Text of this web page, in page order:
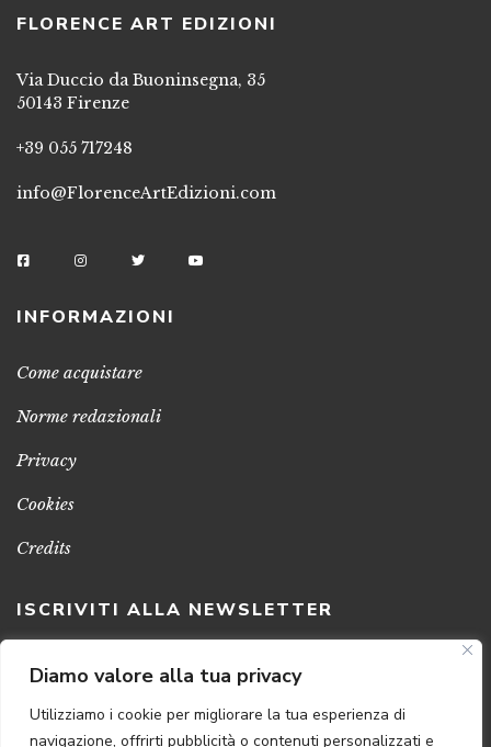
Diamo valore alla tua privacy
Utilizziamo i cookie per migliorare la tua esperienza di
navigazione, offrirti pubblicità o contenuti personalizzati e
FLORENCE ART EDIZIONI
Via Duccio da Buoninsegna, 35
50143 Firenze
+39 055 717248
info@FlorenceArtEdizioni.com
INFORMAZIONI
Come acquistare
Norme redazionali
Privacy
Cookies
Credits
ISCRIVITI ALLA NEWSLETTER
Clicca sul pulsante per ricevere le nostre ultime novità,
notizie e promozioni